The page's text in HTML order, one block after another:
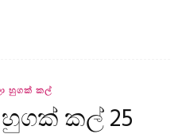
හුගක් කල්
හුගක් කල් 25